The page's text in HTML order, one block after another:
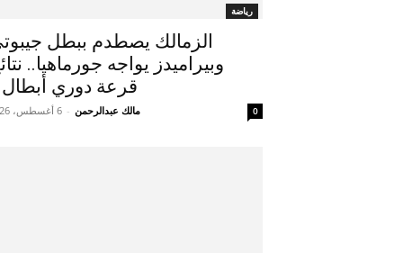
رياضة
الزمالك يصطدم ببطل
وبيراميدز يواجه جورماهيا..
قرعة دوري
مالك عبدالرحمن - 6 أغسطس، 2026 0